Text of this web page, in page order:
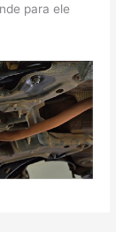
para ele